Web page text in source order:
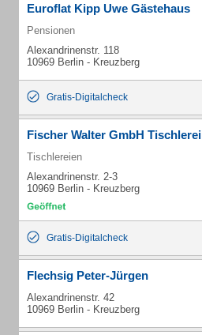
Euroflat Kipp Uwe Gästehaus
Pensionen
Alexandrinenstr. 118
10969 Berlin - Kreuzberg
Gratis-Digitalcheck
Fischer Walter GmbH Tischlerei
Tischlereien
Alexandrinenstr. 2-3
10969 Berlin - Kreuzberg
Gratis-Digitalcheck
Flechsig Peter-Jürgen
Alexandrinenstr. 42
10969 Berlin - Kreuzberg